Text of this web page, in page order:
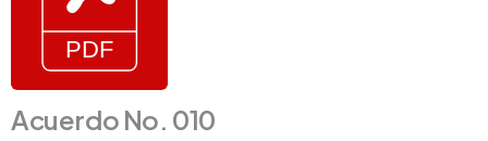
Acuerdo No. 010